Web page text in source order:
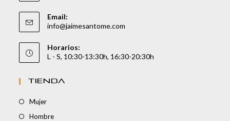
Email:
info@jaimesantome.com
Horarios:
L - S, 10:30-13:30h, 16:30-20:30h
TIENDA
Mujer
Hombre